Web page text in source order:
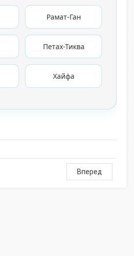
Рамат-Ган
Петах-Тиква
Хайфа
Вперед